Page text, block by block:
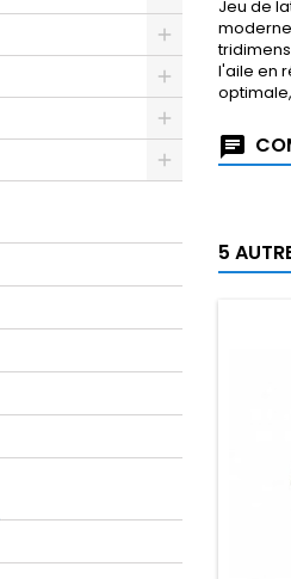
Jeu de
l'aile en
5